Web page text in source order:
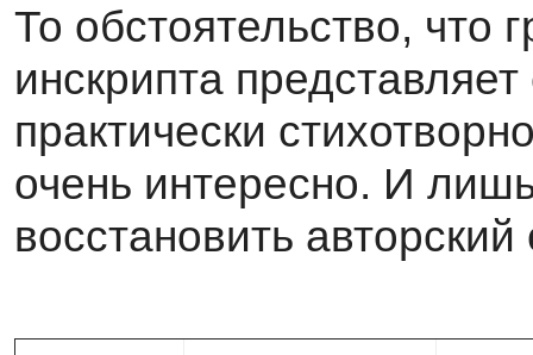
То обстоятельство, что
инскрипта
практически
очень интересно. И
восстановить